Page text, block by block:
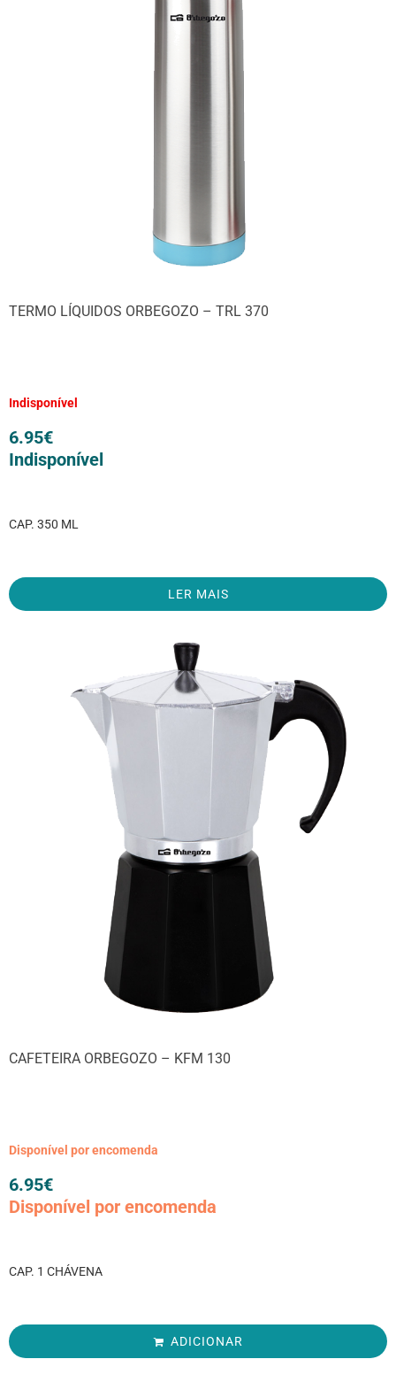
TERMO LÍQUIDOS ORBEGOZO – TRL 370
Indisponível
6.95€
Indisponível
CAP. 350 ML
LER MAIS
CAFETEIRA ORBEGOZO – KFM 130
Disponível por encomenda
6.95€
Disponível por encomenda
CAP. 1 CHÁVENA
ADICIONAR